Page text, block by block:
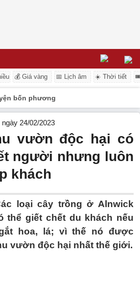
💰 Giá vàng 📅 Lịch âm ☀️ Thời tiết
bốn phương
24/02/2023
vườn độc hại có
người nhưng luôn
khách
loại cây trồng ở Alnwick
thể giết chết du khách nếu
hoa, lá; vì thế nó được
vườn độc hại nhất thế giới.